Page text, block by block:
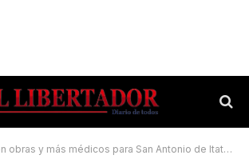
y más médicos para San Antonio de Itatí que celebró 259 años